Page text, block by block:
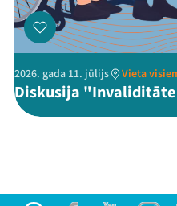
ThreadsFacebook
2026. gada 11. jūlijs Vieta
Diskusija